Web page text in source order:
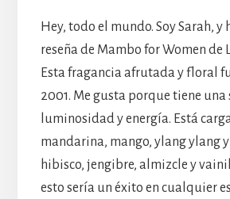
Hey, todo el mundo. Soy Sarah, y
reseña de Mambo for Women de
Esta fragancia afrutada y floral
2001. Me gusta porque tiene una
luminosidad y energía. Está
mandarina, mango, ylang ylang
hibisco, jengibre, almizcle y
esto sería un éxito en cualquier